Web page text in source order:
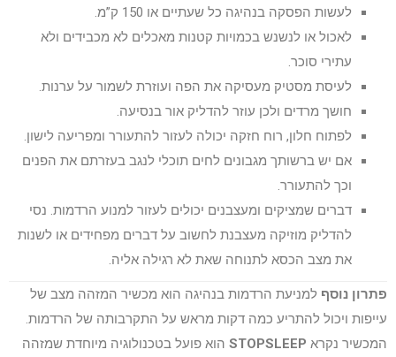
לעשות הפסקה בנהיגה כל שעתיים או 150 ק”מ.
לאכול או לנשנש בכמויות קטנות מאכלים לא מכבידים ולא
עתירי סוכר.
לעיסת מסטיק מעסיקה את הפה ועוזרת לשמור על ערנות.
חושך מרדים ולכן עוזר להדליק אור בנסיעה.
לפתוח חלון, רוח חזקה יכולה לעזור להתעורר ומפריעה לישון.
אם יש ברשותך מגבונים לחים תוכלי לנגב בעזרתם את הפנים
וכך להתעורר.
דברים שמציקים ומעצבנים יכולים לעזור למנוע הרדמות. נסי
להדליק מוזיקה מעצבנת לחשוב על דברים מפחידים או לשנות
את מצב הכסא לתנוחה שאת לא רגילה אליה.
פתרון נוסף למניעת הרדמות בנהיגה הוא מכשיר המזהה מצב של
עייפות ויכול להתריע כמה דקות מראש על התקרבותה של הרדמות.
המכשיר נקרא STOPSLEEP הוא פועל בטכנולוגיה מיוחדת שמזהה